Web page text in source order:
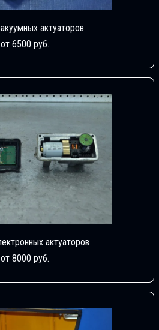
актуаторов
от 6500 руб.
актуаторов
от 8000 руб.